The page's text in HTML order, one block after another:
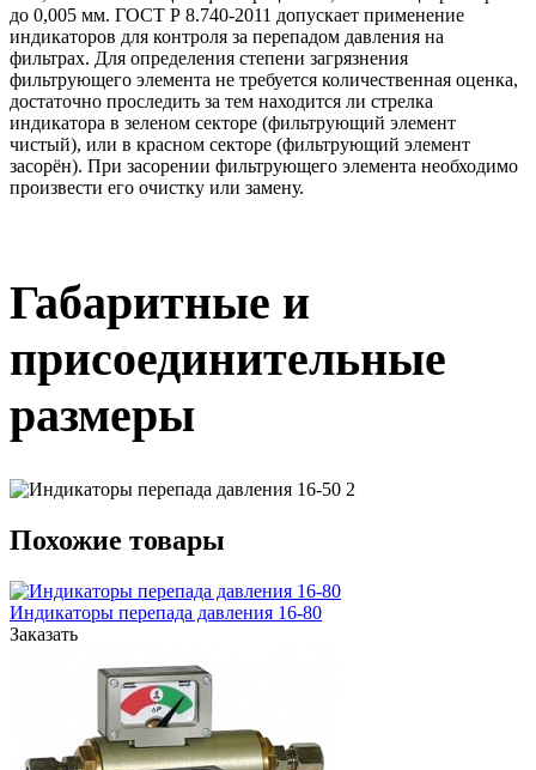
до 0,005 мм. ГОСТ Р 8.740-2011 допускает применение
индикаторов для контроля за перепадом давления на
фильтрах. Для определения степени загрязнения
фильтрующего элемента не требуется количественная оценка,
достаточно проследить за тем находится ли стрелка
индикатора в зеленом секторе (фильтрующий элемент
чистый), или в красном секторе (фильтрующий элемент
засорён). При засорении фильтрующего элемента необходимо
произвести его очистку или замену.
Габаритные и
присоединительные
размеры
Похожие товары
Индикаторы перепада давления 16-80
Заказать